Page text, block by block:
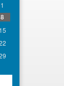
1
8
15